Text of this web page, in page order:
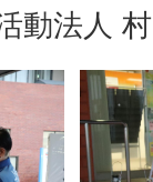
人 村